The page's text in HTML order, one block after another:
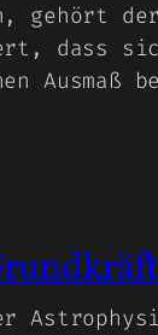
gehört
dass
Ausmaß